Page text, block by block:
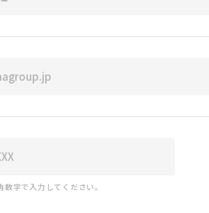
字で入力してください。